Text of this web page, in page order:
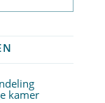
kamer